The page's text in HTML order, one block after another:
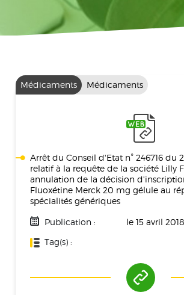
Médicaments Médicaments
Arrêt du Conseil d'Etat n° 246716 du
relatif à la requête de la société Lilly
annulation de la décision
Fluoxétine Merck 20 mg gélule au
spécialités génériques
Publication :
le 15 avril 2018
Tag(s) :